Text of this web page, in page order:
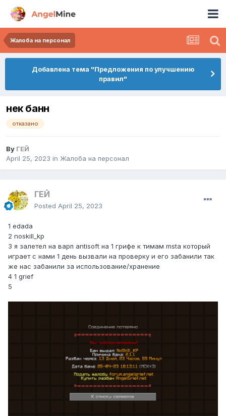
Жалоба на персонал
Добавлена тема "Предложения по улучшению
правил"
нек банн
отказано
By ГЕЙ
April 25, 2023 in Жалоба на персонал
ГЕЙ
Posted April 25, 2023
1 edada
2 noskill_kp
3 я залетел на варп antisoft на 1 грифе к тимам msta который
играет с нами 1 день вызвали на проверку и его забанили так
же нас забанили за использование/хранение
4 1 grief
5